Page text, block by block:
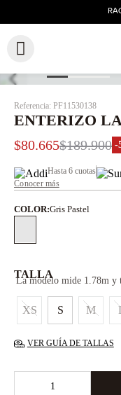
Referencia: PF11530138
ENTERIZO
$80.665$189.900 -
Hasta 6 cuotas
Conocer más
COLOR:Gris Pastel
TALLA
XS S M
La modelo mide 1.78m y
VER GUÍA DE TALLAS